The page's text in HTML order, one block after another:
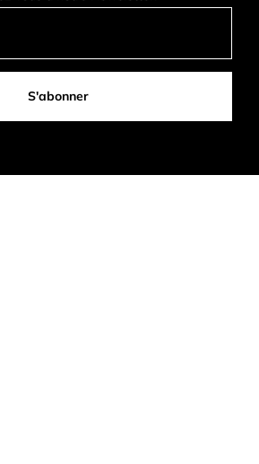
S'abonner